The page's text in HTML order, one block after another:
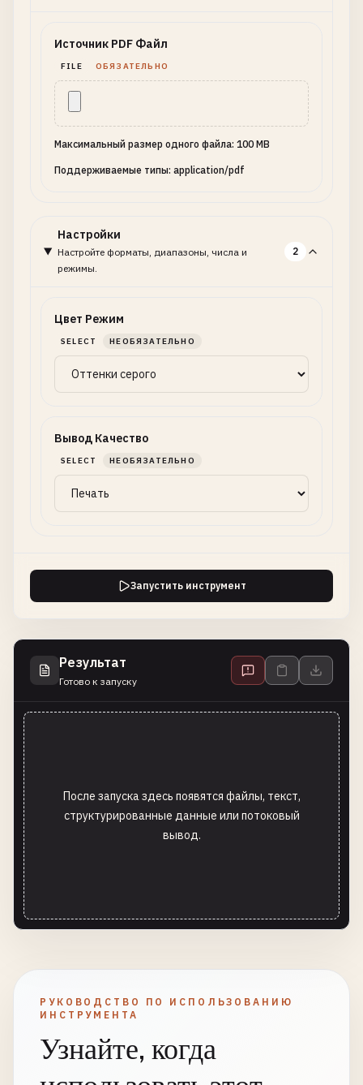
Источник PDF Файл
FILE ОБЯЗАТЕЛЬНО
Максимальный размер одного файла: 100 MB
Поддерживаемые типы: application/pdf
Настройки
Настройте форматы, диапазоны, числа и
режимы.
2
Цвет Режим
SELECT НЕОБЯЗАТЕЛЬНО
Вывод Качество
SELECT НЕОБЯЗАТЕЛЬНО
Запустить инструмент
Результат
Готово к запуску
После запуска здесь появятся файлы, текст,
структурированные данные или потоковый
вывод.
РУКОВОДСТВО ПО ИСПОЛЬЗОВАНИЮ
ИНСТРУМЕНТА
Узнайте, когда